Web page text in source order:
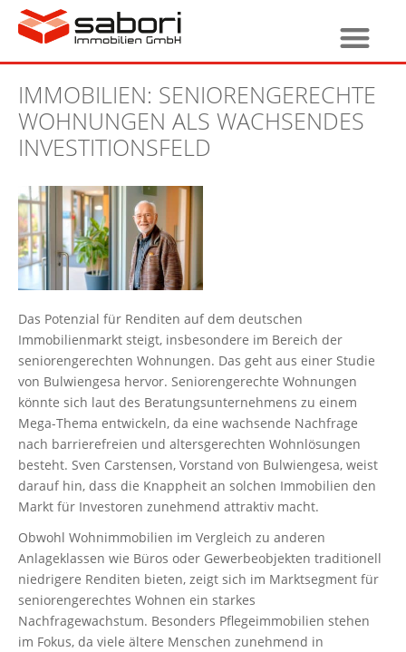
IMMOBILIEN: SENIORENGERECHTE
WOHNUNGEN ALS WACHSENDES
INVESTITIONSFELD
Das Potenzial für Renditen auf dem deutschen
Immobilienmarkt steigt, insbesondere im Bereich der
seniorengerechten Wohnungen. Das geht aus einer Studie
von Bulwiengesa hervor. Seniorengerechte Wohnungen
könnte sich laut des Beratungsunternehmens zu einem
Mega-Thema entwickeln, da eine wachsende Nachfrage
nach barrierefreien und altersgerechten Wohnlösungen
besteht. Sven Carstensen, Vorstand von Bulwiengesa, weist
darauf hin, dass die Knappheit an solchen Immobilien den
Markt für Investoren zunehmend attraktiv macht.
Obwohl Wohnimmobilien im Vergleich zu anderen
Anlageklassen wie Büros oder Gewerbeobjekten traditionell
niedrigere Renditen bieten, zeigt sich im Marktsegment für
seniorengerechtes Wohnen ein starkes
Nachfragewachstum. Besonders Pflegeimmobilien stehen
im Fokus, da viele ältere Menschen zunehmend in